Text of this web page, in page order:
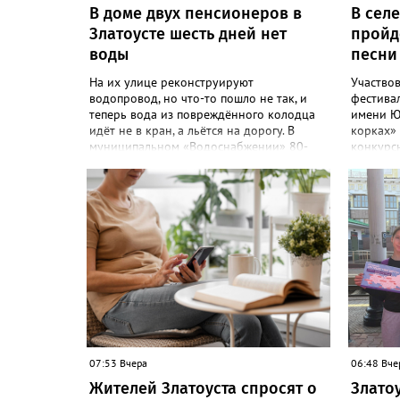
В доме двух пенсионеров в
Златоусте шесть дней нет
воды
На их улице реконструируют
водопровод, но что-то пошло не так, и
теперь вода из повреждённого колодца
идёт не в кран, а льётся на дорогу. В
муниципальном «Водоснабжении» 80-
послали к водовозке. О проблеме в
сообществе «Текслер, помоги!» во
ВКонтакте рассказала одна из
горожанок. «На данное происшествие
аварийная бригада до сих пор не
приехала, и по словам гл.инженера
Шепелева А.Н. из обслуживающей
организации МУП ЗГО "Златоустовское
Водоснабжение" ул. Островского, 7,
никакие работы по восстановлению
подачи воды в дом проводиться не будут.
воды!», - пишет возмущённая женщина
(стиль, орфография и пунктуация
В
песни
имени
на
сбор от
лагере
можно
18:01 от
07:53 Вчера
Жителей Златоуста спросят о
06:48